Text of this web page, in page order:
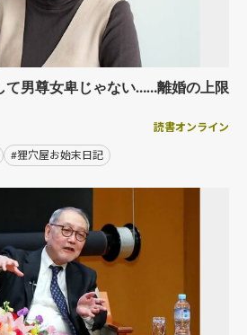
て男尊女卑じゃない……離婚の上限
読書オンライン
#狸穴屋お始末日記